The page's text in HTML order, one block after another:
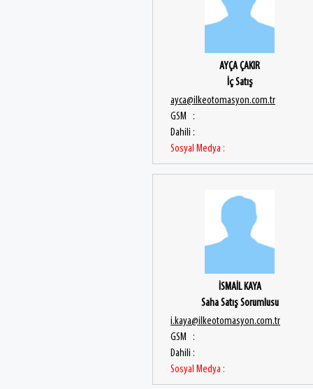
AYÇA ÇAKIR
İç Satış
ayca@ilkeotomasyon.com.tr
GSM :
Dahili :
Sosyal Medya :
İSMAİL KAYA
Saha Satış Sorumlusu
i.kaya@ilkeotomasyon.com.tr
GSM :
Dahili :
Sosyal Medya :